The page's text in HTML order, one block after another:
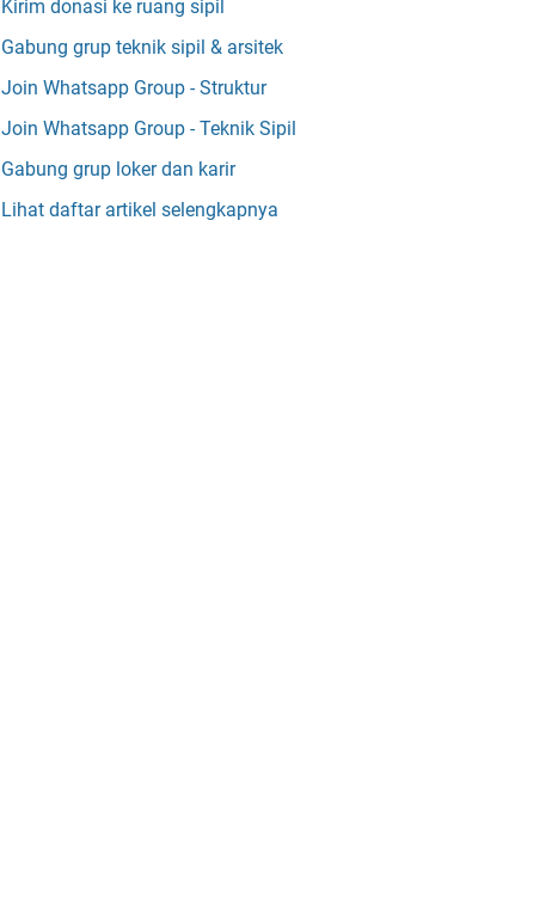
Kirim donasi ke ruang sipil
Gabung grup teknik sipil & arsitek
Join Whatsapp Group - Struktur
Join Whatsapp Group - Teknik Sipil
Gabung grup loker dan karir
Lihat daftar artikel selengkapnya